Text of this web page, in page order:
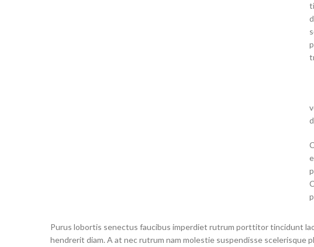
Purus lobortis senectus faucibus imperdiet rutrum porttitor tincidunt
hendrerit diam. A at nec rutrum nam molestie suspendisse scelerisque